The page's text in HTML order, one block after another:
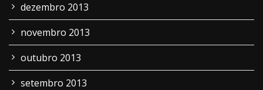
dezembro 2013
novembro 2013
outubro 2013
setembro 2013